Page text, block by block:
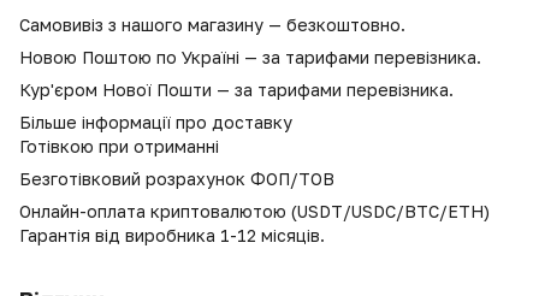
Самовивіз з нашого магазину — безкоштовно.
Новою Поштою по Україні — за тарифами перевізника.
Кур'єром Нової Пошти — за тарифами перевізника.
Більше інформації про доставку
Готівкою при отриманні
Безготівковий розрахунок ФОП/ТОВ
Онлайн-оплата криптовалютою (USDT/USDC/BTC/ETH)
Гарантія від виробника 1-12 місяців.